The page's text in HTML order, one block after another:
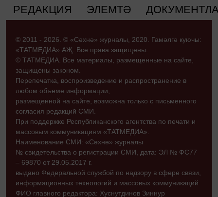
РЕДАКЦИЯ ЭЛЕМТӘ
© 2011 - 2026. © «Сәхнә» журналы, 2020. Гамәлгә куючы:
«ТАТМЕДИА» АҖ. Все права защищены.
© ТАТМЕДИА. Все материалы, размещенные на сайте,
защищены законом.
Перепечатка, воспроизведение и распространение в
любом объеме информации,
размещенной на сайте, возможна только с письменного
согласия редакций СМИ.
При поддержке Республиканского агентства по печати и
массовым коммуникациям «ТАТМЕДИА».
Наименование СМИ: «Сәхнә» журналы
№ свидетельства о регистрации СМИ, дата: ЭЛ № ФС77
– 69870 от 29.05.2017 г.
выдано Федеральной службой по надзору в сфере связи,
информационных технологий и массовых коммуникаций
ФИО главного редактора: Хуснутдинов Зиннур